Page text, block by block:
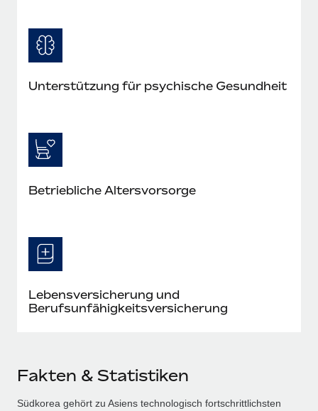
Unterstützung für psychische Gesundheit
Betriebliche Altersvorsorge
Lebens­versicherung und
Berufsunfähigkeitsversicherung
Fakten & Statistiken
Südkorea gehört zu Asiens technologisch fortschrittlichsten